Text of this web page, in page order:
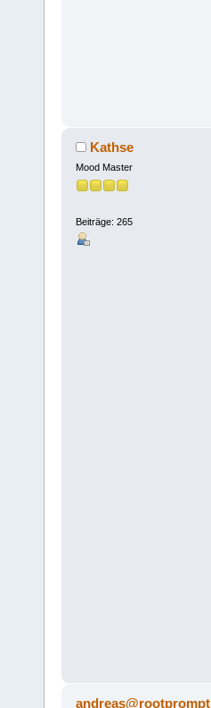
Kathse
Mood Master
Beiträge: 265
andreas@rootprompt